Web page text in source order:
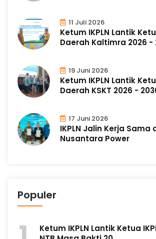
11 Juli 2026
Ketum IKPLN Lantik
Daerah Kaltimra 2026 -
19 Juni 2026
Ketum IKPLN Lantik
Daerah KSKT 2026 -
17 Juni 2026
IKPLN Jalin Kerja Sama
Nusantara Power
Populer
Ketum IKPLN Lantik Ketua